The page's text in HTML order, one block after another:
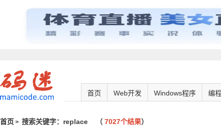
首页 Web开发 Windows程序 编
首页 > 搜索关键字：replace （ 7027个结果）